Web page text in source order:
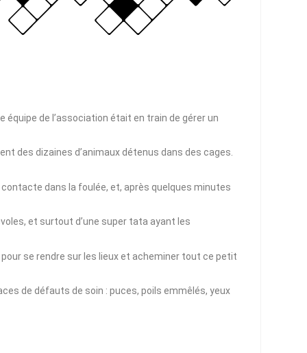
équipe de l’association était en train de gérer un
des dizaines d’animaux détenus dans des cages.
contacte dans la foulée, et, après quelques minutes
et surtout d’une super tata ayant les
se rendre sur les lieux et acheminer tout ce petit
de défauts de soin : puces, poils emmêlés, yeux